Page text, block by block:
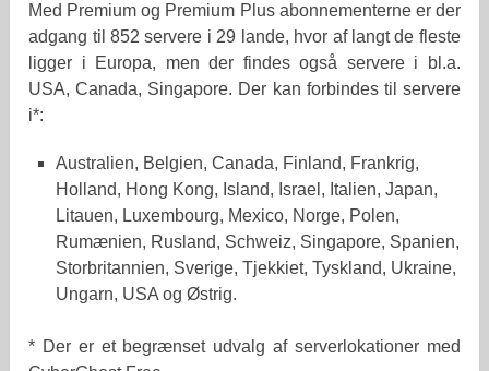
Med Premium og Premium Plus abonnementerne er der
adgang til 852 servere i 29 lande, hvor af langt de fleste
ligger i Europa, men der findes også servere i bl.a.
USA, Canada, Singapore. Der kan forbindes til servere
i*:
Australien, Belgien, Canada, Finland, Frankrig,
Holland, Hong Kong, Island, Israel, Italien, Japan,
Litauen, Luxembourg, Mexico, Norge, Polen,
Rumænien, Rusland, Schweiz, Singapore, Spanien,
Storbritannien, Sverige, Tjekkiet, Tyskland, Ukraine,
Ungarn, USA og Østrig.
* Der er et begrænset udvalg af serverlokationer med